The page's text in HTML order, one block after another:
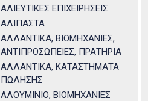
ΑΛΙΕΥΤΙΚΕΣ ΕΠΙΧΕΙΡΗΣΕΙΣ
ΑΛΙΠΑΣΤΑ
ΑΛΛΑΝΤΙΚΑ, ΒΙΟΜΗΧΑΝΙΕΣ,
ΑΝΤΙΠΡΟΣΩΠΕΙΕΣ, ΠΡΑΤΗΡΙΑ
ΑΛΛΑΝΤΙΚΑ, ΚΑΤΑΣΤΗΜΑΤΑ
ΠΩΛΗΣΗΣ
ΑΛΟΥΜΙΝΙΟ, ΒΙΟΜΗΧΑΝΙΕΣ